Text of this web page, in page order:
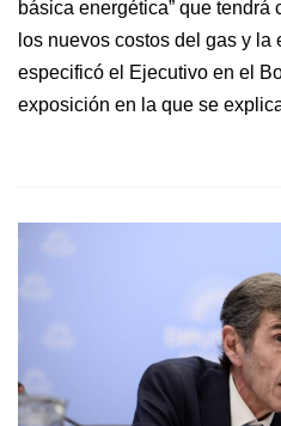
básica energética” que
los nuevos costos del gas y la
especificó el Ejecutivo en el
exposición en la que se